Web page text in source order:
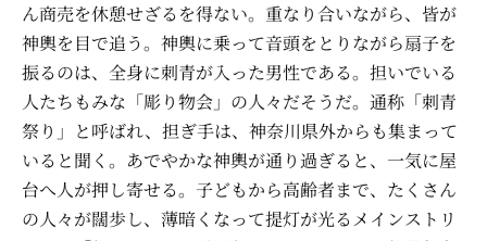
ん商売を休憩せざるを得ない。重なり合いながら、皆が
神輿を目で追う。神輿に乗って音頭をとりながら扇子を
振るのは、全身に刺青が入った男性である。担いでいる
人たちもみな「彫り物会」の人々だそうだ。通称「刺青
祭り」と呼ばれ、担ぎ手は、神奈川県外からも集まって
いると聞く。あでやかな神輿が通り過ぎると、一気に屋
台へ人が押し寄せる。子どもから高齢者まで、たくさん
の人々が闊歩し、薄暗くなって提灯が光るメインストリ